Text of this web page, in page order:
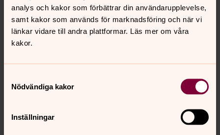
analys och kakor som förbättrar din användarupplevelse,
samt kakor som används för marknadsföring och när vi
länkar vidare till andra plattformar. Läs mer om våra
kakor.
Nödvändiga kakor
Inställningar